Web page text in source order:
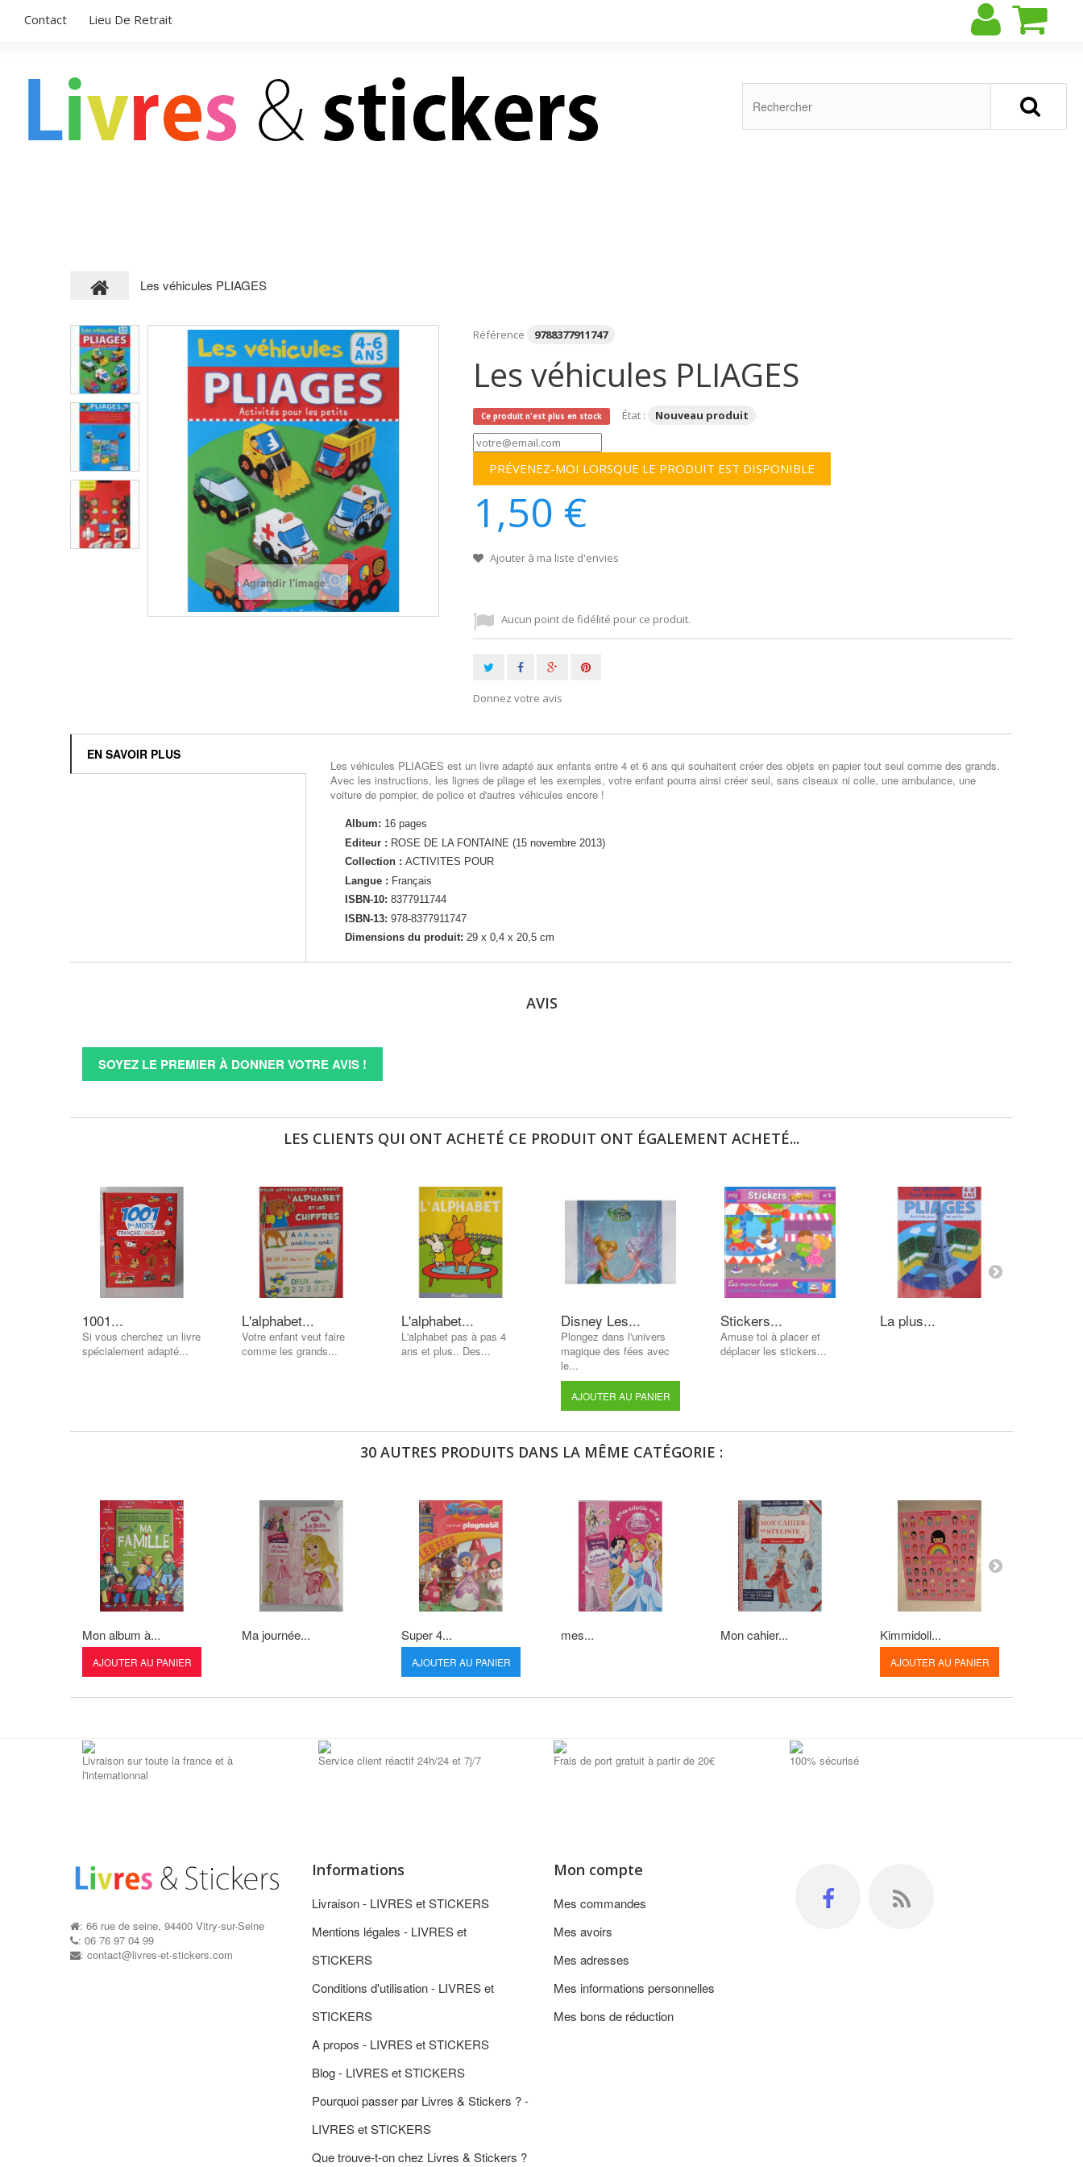
Contact Lieu De Retrait
Les véhicules PLIAGES
Agrandir l'image
Référence 9788377911747
Les véhicules PLIAGES
Ce produit n'est plus en stock État : Nouveau produit
PRÉVENEZ-MOI LORSQUE LE PRODUIT EST DISPONIBLE
1,50 €
Ajouter à ma liste d'envies
Aucun point de fidélité pour ce produit.
Donnez votre avis
EN SAVOIR PLUS
Les véhicules PLIAGES est un livre adapté aux enfants entre 4 et 6 ans qui souhaitent créer des objets en papier tout seul comme des grands.
Avec les instructions, les lignes de pliage et les exemples, votre enfant pourra ainsi créer seul, sans ciseaux ni colle, une ambulance, une
voiture de pompier, de police et d'autres véhicules encore !
Album: 16 pages
Editeur : ROSE DE LA FONTAINE (15 novembre 2013)
Collection : ACTIVITES POUR
Langue : Français
ISBN-10: 8377911744
ISBN-13: 978-8377911747
Dimensions du produit: 29 x 0,4 x 20,5 cm
AVIS
SOYEZ LE PREMIER À DONNER VOTRE AVIS !
LES CLIENTS QUI ONT ACHETÉ CE PRODUIT ONT ÉGALEMENT ACHETÉ...
1001...
Si vous cherchez un livre
spécialement adapté...
L'alphabet...
Votre enfant veut faire
comme les grands...
L'alphabet...
L'alphabet pas à pas 4
ans et plus.. Des...
Disney Les...
Plongez dans l'univers
magique des fées avec
le...
AJOUTER AU PANIER
Stickers...
Amuse toi à placer et
déplacer les stickers...
La plus...
30 AUTRES PRODUITS DANS LA MÊME CATÉGORIE :
Mon album à...
AJOUTER AU PANIER
Ma journée... Super 4...
AJOUTER AU PANIER
mes... Mon cahier... Kimmidoll...
AJOUTER AU PANIER
Livraison sur toute la france et à
l'internationnal
Service client réactif 24h/24 et 7j/7 Frais de port gratuit à partir de 20€ 100% sécurisé
: 66 rue de seine, 94400 Vitry-sur-Seine
: 06 76 97 04 99
: contact@livres-et-stickers.com
Informations
Livraison - LIVRES et STICKERS
Mentions légales - LIVRES et
STICKERS
Conditions d'utilisation - LIVRES et
STICKERS
A propos - LIVRES et STICKERS
Blog - LIVRES et STICKERS
Pourquoi passer par Livres & Stickers ? -
LIVRES et STICKERS
Que trouve-t-on chez Livres & Stickers ?
Mon compte
Mes commandes
Mes avoirs
Mes adresses
Mes informations personnelles
Mes bons de réduction